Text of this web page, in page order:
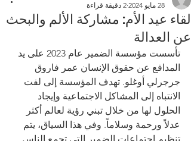
لقاء عيد الأم: مشاركة الألم والبحث
عن العدالة
28 مايو 2024
2 دقيقة قراءة
تأسست مؤسسة الضمير عام 2023 على يد
المدافع عن حقوق الإنسان عمر فاروق
جرجرلي أوغلو. تهدف المؤسسة إلى لفت
الانتباه إلى المشاكل الاجتماعية وإيجاد
الحلول لها من خلال تبني رؤية لعالم أكثر
عدلاً ورحمة وسلاماً. وفي هذا السياق، يتم